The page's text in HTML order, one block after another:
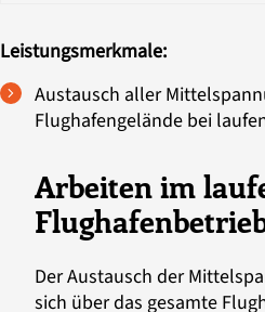
Leistungsmerkmale:
Austausch aller
Flughafengelände bei
Arbeiten im
Der Austausch der
sich über das gesamte